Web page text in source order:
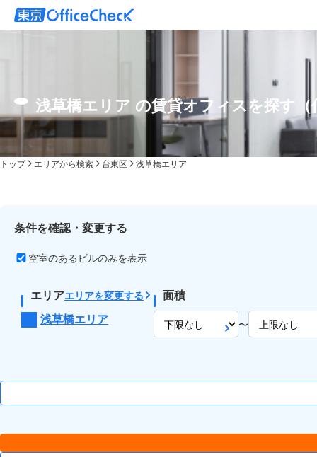
浅草橋エリア の賃貸オフィスを探す（
トップ エリアから検索 台東区 浅草橋エリア
条件を確認・変更する
空室のあるビルのみを表示
エリアエリアを変更する
浅草橋エリア
面積
〜